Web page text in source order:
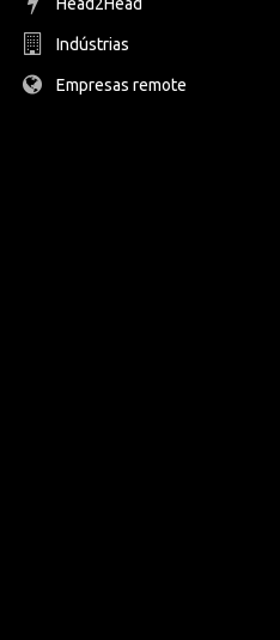
Indústrias
Empresas remote